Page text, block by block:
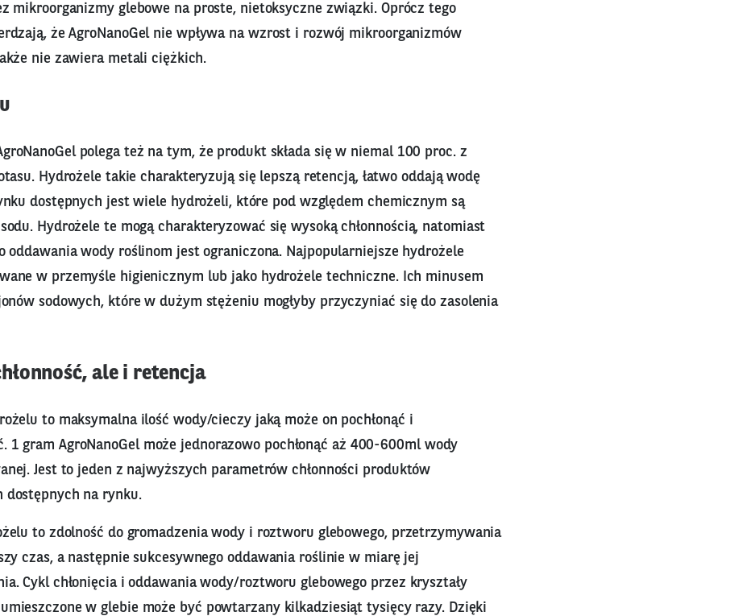
mikroorganizmy glebowe na proste, nietoksyczne związki. Oprócz tego
że AgroNanoGel nie wpływa na wzrost i rozwój mikroorganizmów
nie zawiera metali ciężkich.
polega też na tym, że produkt składa się w niemal 100 proc. z
Hydrożele takie charakteryzują się lepszą retencją, łatwo oddają wodę
dostępnych jest wiele hydrożeli, które pod względem chemicznym są
Hydrożele te mogą charakteryzować się wysoką chłonnością, natomiast
oddawania wody roślinom jest ograniczona. Najpopularniejsze hydrożele
w przemyśle higienicznym lub jako hydrożele techniczne. Ich minusem
sodowych, które w dużym stężeniu mogłyby przyczyniać się do zasolenia
ale i retencja
to maksymalna ilość wody/cieczy jaką może on pochłonąć i
1 gram AgroNanoGel może jednorazowo pochłonąć aż 400-600ml wody
Jest to jeden z najwyższych parametrów chłonności produktów
dostępnych na rynku.
to zdolność do gromadzenia wody i roztworu glebowego, przetrzymywania
czas, a następnie sukcesywnego oddawania roślinie w miarę jej
Cykl chłonięcia i oddawania wody/roztworu glebowego przez kryształy
umieszczone w glebie może być powtarzany kilkadziesiąt tysięcy razy. Dzięki